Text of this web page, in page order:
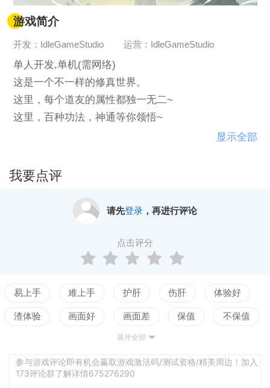
游戏简介
开发：IdleGameStudio 运营：IdleGameStudio
单人开发,单机(需网络)
这是一个不一样的修真世界。
这里，每个道友的属性都独一无二~
这里，百种功法，神通等你领悟~
这里，可以和道友争夺字眼~
显示全部
我要点评
请先登录，再进行评论
点击评分
易上手 难上手 护肝 伤肝 体验好
渣体验 画面好 画面差 保值 不保值
测试
展开全部
参与游戏评论即有机会赢取游戏激活码/测试资格/精美周边！加入
173评论群了解详情675276290